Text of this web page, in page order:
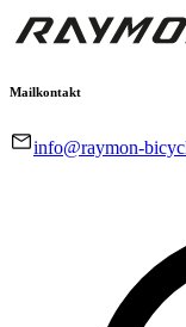
Mailkontakt
info@raymon-